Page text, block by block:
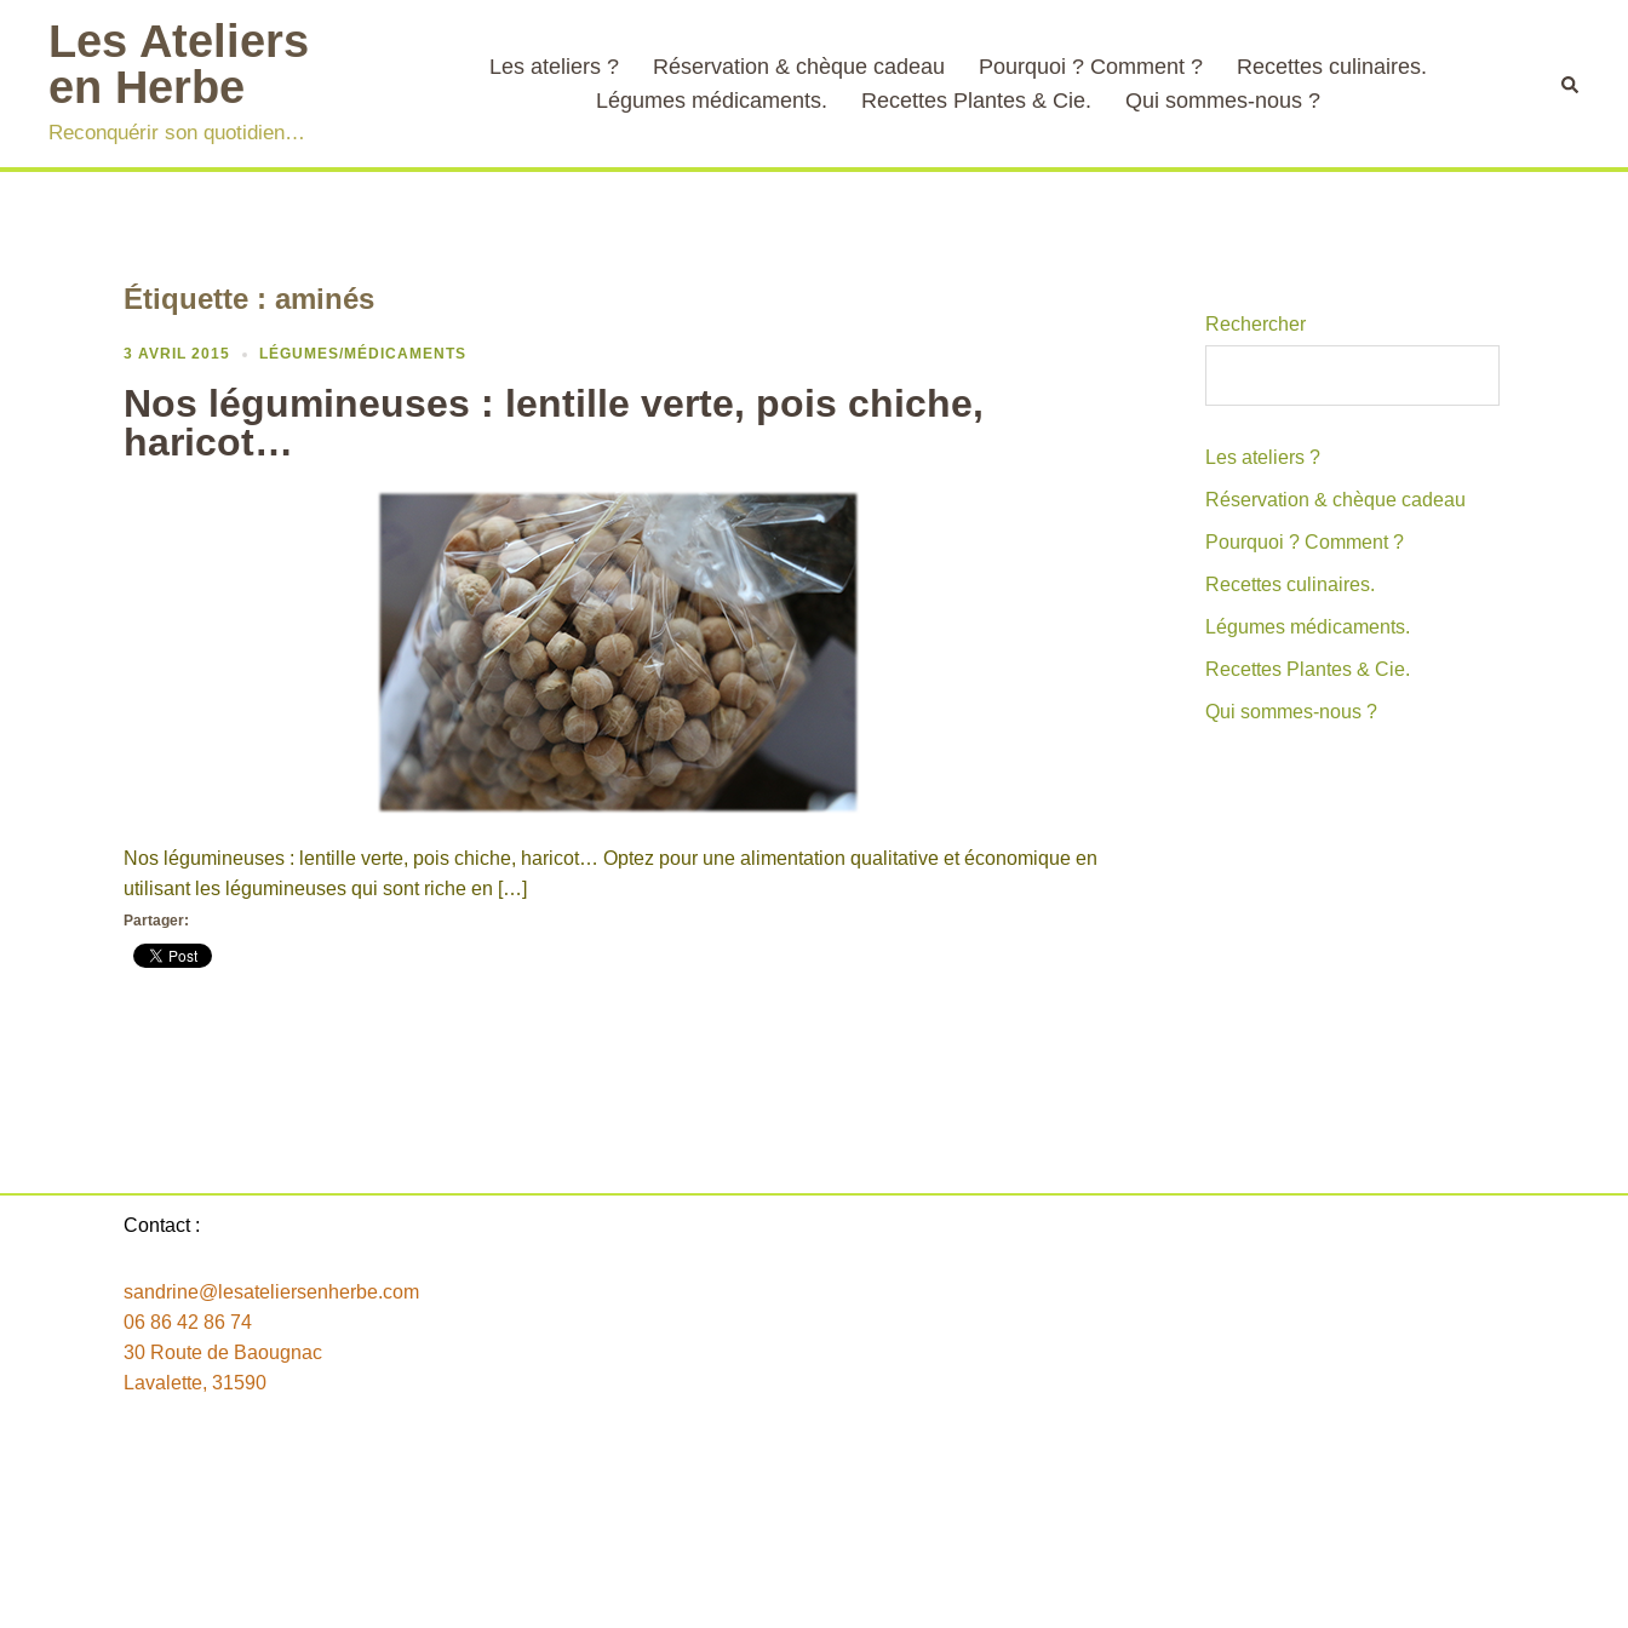
contenu
Les Ateliers
en Herbe
Reconquérir son quotidien…
Les ateliers ? Réservation & chèque cadeau Pourquoi ? Comment ?
Recettes culinaires.
Légumes médicaments.
Recettes Plantes & Cie. Qui sommes-nous ?
Étiquette : aminés
3 AVRIL 2015 LÉGUMES/MÉDICAMENTS
Nos légumineuses : lentille verte, pois chiche,
haricot…
Nos légumineuses : lentille verte, pois chiche, haricot… Optez pour une alimentation qualitative et économique en
utilisant les légumineuses qui sont riche en […]
Partager:
Rechercher
Les ateliers ?
Réservation & chèque cadeau
Pourquoi ? Comment ?
Recettes culinaires.
Légumes médicaments.
Recettes Plantes & Cie.
Qui sommes-nous ?
Contact :
sandrine@lesateliersenherbe.com
06 86 42 86 74
30 Route de Baougnac
Lavalette, 31590